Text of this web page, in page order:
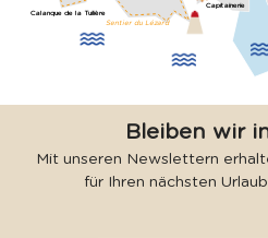
Capitainerie
Calanque de la Tuilière
Sentier du Lézard
Bleiben wir
Mit unseren Newslettern
für Ihren nächsten